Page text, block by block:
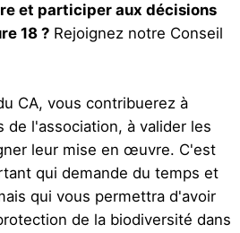
et participer aux décisions
18 ? Rejoignez notre Conseil
CA, vous contribuerez à
l'association, à valider les
leur mise en œuvre. C'est
qui demande du temps et
qui vous permettra d'avoir
de la biodiversité dans